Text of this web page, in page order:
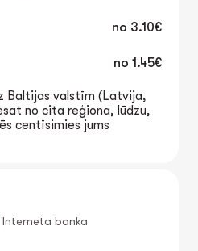
no 3.10€
no 1.45€
Baltijas valstīm (Latvija,
no cita reģiona, lūdzu,
centīsimies jums
Interneta banka